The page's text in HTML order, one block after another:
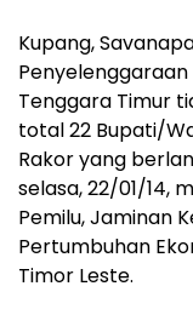
Kupang,
Penyelenggaraan
Tenggara Timur
total 22 Bupati/
Rakor yang
selasa, 22/01/14,
Pemilu, Jaminan
Pertumbuhan
Timor Leste.